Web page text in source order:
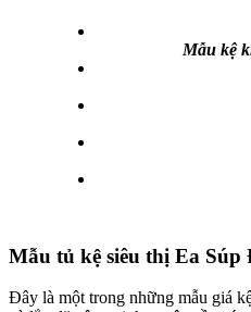
Mẫu kệ
Mẫu tủ kệ siêu thị Ea
Đây là một trong những mẫu giá